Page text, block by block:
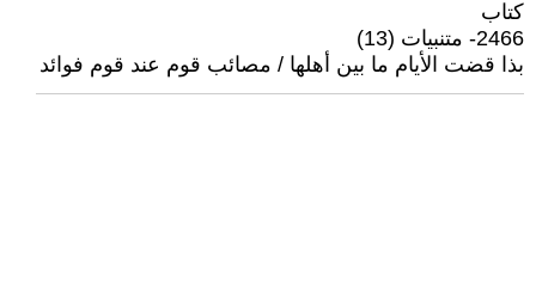
كتاب
2466- متنبيات (13)
بذا قضت الأيام ما بين أهلها / مصائب قوم عند قوم فوائد